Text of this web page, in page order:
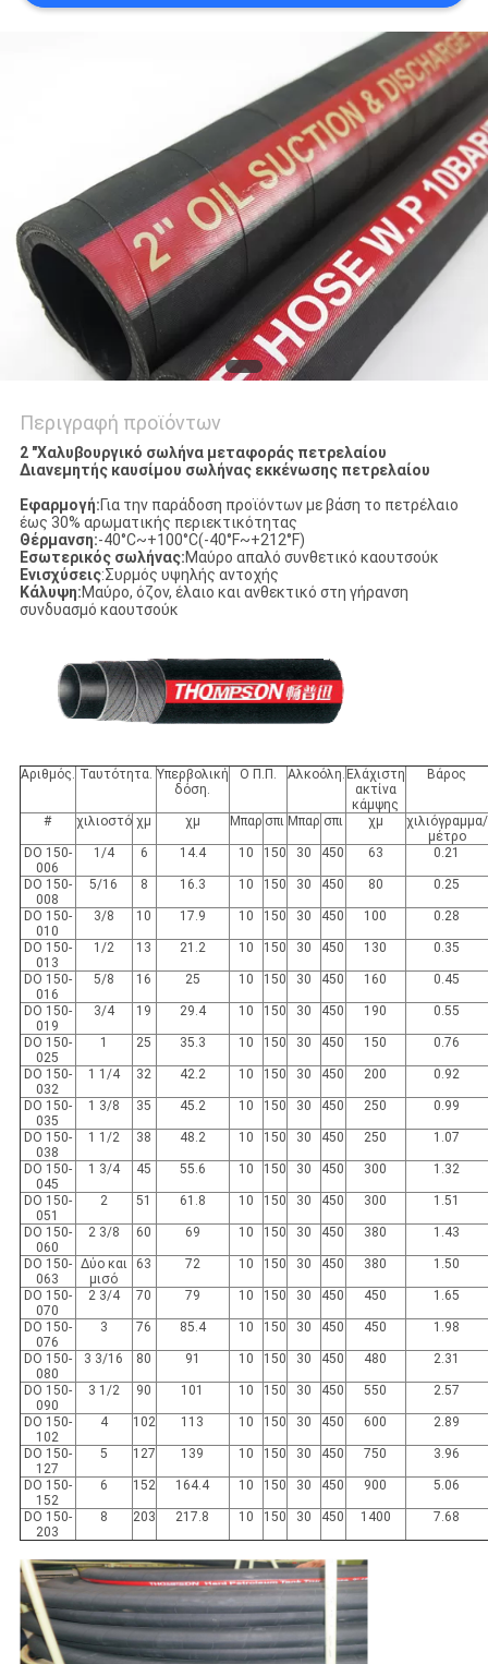
ΖΗΤΉΣΤΕ
PRIVACY
POLICY
Περιγραφή προϊόντων
2 "Χαλυβουργικό σωλήνα μεταφοράς πετρελαίου
Διανεμητής καυσίμου σωλήνας εκκένωσης πετρελαίου
Εφαρμογή:Για την παράδοση προϊόντων με βάση το πετρέλαιο
έως 30% αρωματικής περιεκτικότητας
Θέρμανση:-40°C~+100°C(-40°F~+212°F)
Εσωτερικός σωλήνας:Μαύρο απαλό συνθετικό καουτσούκ
Ενισχύσεις:Συρμός υψηλής αντοχής
Κάλυψη:Μαύρο, όζον, έλαιο και ανθεκτικό στη γήρανση
συνδυασμό καουτσούκ
Αριθμός. Ταυτότητα. Υπερβολική
δόση.
Ο Π.Π. Αλκοόλη. Ελάχιστη
ακτίνα
κάμψης
Βάρος
# χιλιοστό χμ χμ Μπαρ σπι Μπαρ σπι χμ
χιλιόγραμμα/
μέτρο
DO 150-
006
1/4 6 14.4 10 150 30 450 63 0.21
DO 150-
008
5/16 8 16.3 10 150 30 450 80 0.25
DO 150-
010
3/8 10 17.9 10 150 30 450 100 0.28
DO 150-
013
1/2 13 21.2 10 150 30 450 130 0.35
DO 150-
016
5/8 16 25 10 150 30 450 160 0.45
DO 150-
019
3/4 19 29.4 10 150 30 450 190 0.55
DO 150-
025
1 25 35.3 10 150 30 450 150 0.76
DO 150-
032
1 1/4 32 42.2 10 150 30 450 200 0.92
DO 150-
035
1 3/8 35 45.2 10 150 30 450 250 0.99
DO 150-
038
1 1/2 38 48.2 10 150 30 450 250 1.07
DO 150-
045
1 3/4 45 55.6 10 150 30 450 300 1.32
DO 150-
051
2 51 61.8 10 150 30 450 300 1.51
DO 150-
060
2 3/8 60 69 10 150 30 450 380 1.43
DO 150-
063
Δύο και
μισό
63 72 10 150 30 450 380 1.50
DO 150-
070
2 3/4 70 79 10 150 30 450 450 1.65
DO 150-
076
3 76 85.4 10 150 30 450 450 1.98
DO 150-
080
3 3/16 80 91 10 150 30 450 480 2.31
DO 150-
090
3 1/2 90 101 10 150 30 450 550 2.57
DO 150-
102
4 102 113 10 150 30 450 600 2.89
DO 150-
127
5 127 139 10 150 30 450 750 3.96
DO 150-
152
6 152 164.4 10 150 30 450 900 5.06
DO 150-
203
8 203 217.8 10 150 30 450 1400 7.68